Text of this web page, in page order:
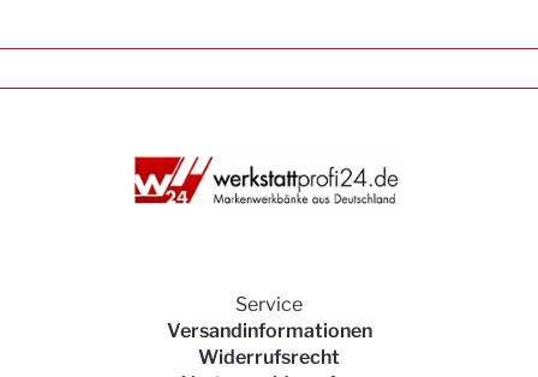
Service
Versandinformationen
Widerrufsrecht